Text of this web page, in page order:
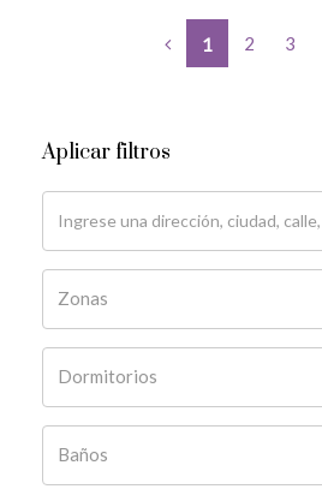
1 2 3
Aplicar filtros
Zonas
Dormitorios
Baños